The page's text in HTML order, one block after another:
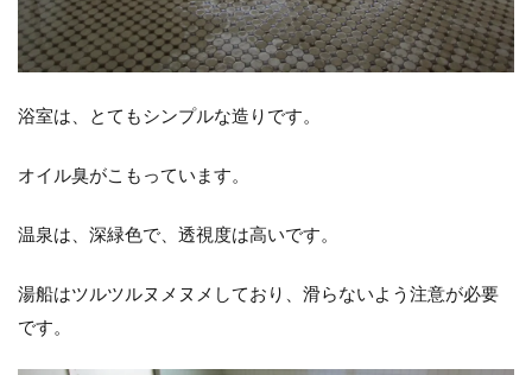
浴室は、とてもシンプルな造りです。
オイル臭がこもっています。
温泉は、深緑色で、透視度は高いです。
湯船はツルツルヌメヌメしており、滑らないよう注意が必要
です。